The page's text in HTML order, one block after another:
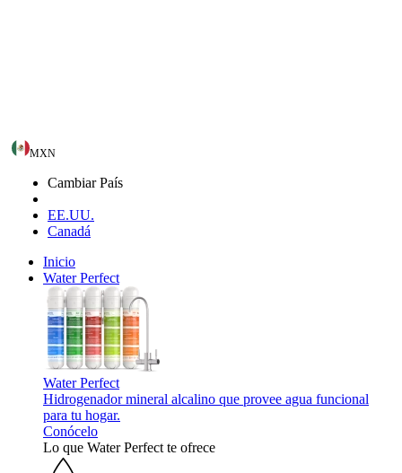
MXN
Cambiar País
EE.UU.
Canadá
Inicio
Water Perfect
Water Perfect
Hidrogenador mineral alcalino que provee agua funcional
para tu hogar.
Conócelo
Lo que Water Perfect te ofrece